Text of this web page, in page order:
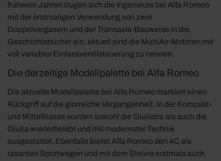
früheren Jahren trugen sich die Ingenieure bei Alfa Romeo
mit der erstmaligen Verwendung von zwei
Doppelvergasern und der Transaxle-Bauweise in die
Geschichtsbücher ein, aktuell sind die MultiAir-Motoren mit
voll variabler Einlassventilsteuerung zu nennen.
Die derzeitige Modellpalette bei Alfa Romeo
Die aktuelle Modellpalette bei Alfa Romeo markiert einen
Rückgriff auf die glorreiche Vergangenheit. In der Kompakt-
und Mittelklasse wurden sowohl die Giulietta als auch die
Giulia wiederbelebt und mit modernster Technik
ausgestattet. Ebenfalls bietet Alfa Romeo den 4C als
rasanten Sportwagen und mit dem Stelvio erstmals auch